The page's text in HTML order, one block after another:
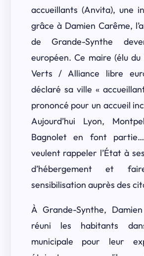
accueillants (Anvita), une
grâce à Damien Carême,
de Grande-Synthe
européen. Ce maire (élu du
Verts / Alliance libre
déclaré sa ville «
prononcé pour un accueil
Aujourd’hui Lyon,
Bagnolet en font
veulent rappeler l’État à
d’hébergement et
sensibilisation auprès des
À Grande-Synthe,
réuni les habitants
municipale pour leur